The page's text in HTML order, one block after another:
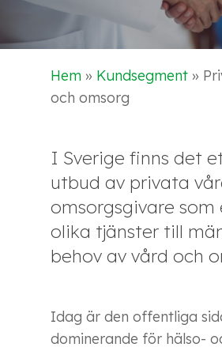
Hem » Kundsegment »
och omsorg
I Sverige finns det
utbud av privata
omsorgsgivare som
olika tjänster till
behov av vård och
Idag är den offentliga
dominerande för hälso-